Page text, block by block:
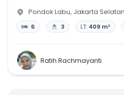
Pondok Labu, Jakarta Selatan
6 3 LT: 409 m²
Ratih Rachmayanti